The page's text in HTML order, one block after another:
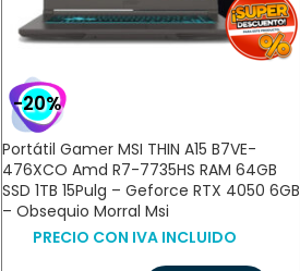
-20%
Portátil Gamer MSI THIN A15 B7VE-
476XCO Amd R7-7735HS RAM 64GB
SSD 1TB 15Pulg – Geforce RTX 4050 6GB
– Obsequio Morral Msi
PRECIO CON IVA INCLUIDO